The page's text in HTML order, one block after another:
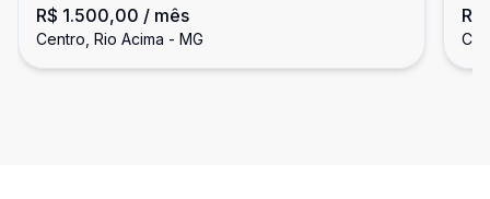
R$ 1.500,00 / mês
Centro, Rio Acima - MG